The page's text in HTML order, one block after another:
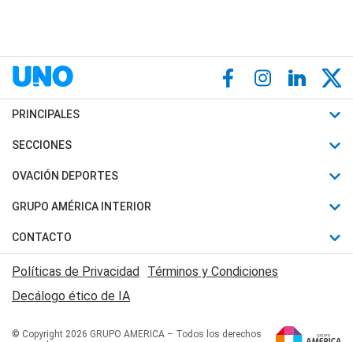
PRINCIPALES
Últimas Noticias
Política
Judiciales
Economia
SECCIONES
Horóscopo
Motores
Trucos caseros
Series y Películas
Edictos y Solicitadas
OVACIÓN DEPORTES
Fútbol
Mundial
Automovilismo
Rugby
Básquet
GRUPO AMÉRICA INTERIOR
Canal 7 en Vivo
San Juan 8
CONTACTO
Acerca de Nosotros
Contactanos
Políticas de Privacidad Términos y Condiciones
Decálogo ético de IA
© Copyright 2026 GRUPO AMERICA – Todos los derechos